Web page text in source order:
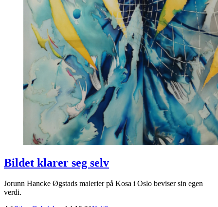
Bildet klarer seg selv
Jorunn Hancke Øgstads malerier på Kosa i Oslo beviser sin egen
verdi.